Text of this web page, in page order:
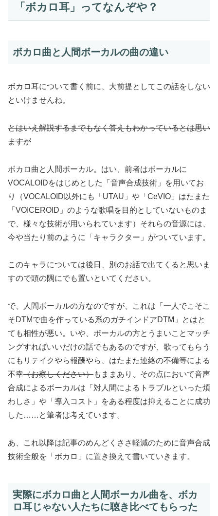
「ボカロ耳」ってなんぞや？
ボカロ曲と人間ボーカルの曲の違い
ボカロ耳について書く前に、大前提としてこの話をしない
といけませんね。
とはいえ解説するまでもなく答えもわかっているとは思い
ますが
ボカロ曲と人間ボーカル。はい、前者はボーカルに
VOCALOIDをはじめとした「音声合成技術」を用いてお
り（VOCALOID以外にも「UTAU」や「CeVIO」はたまた
「VOICEROID」のような歌唱を目的としていないものま
で、様々な技術が用いられています）それらの音源には、
今や当たり前のように「キャラクター」がついています。
このキャラについては後日、別のお話で出てくると思いま
すので頭の隅にでも置いといてください。
で、人間ボーカルの方なのですが、これは「一人でこそこ
そDTMで曲を作っている系のガチインドアDTM」とはと
ても相性が悪い。いや、ボーカルの方とうまいことマッチ
ングすればいいだけの話でもあるのですが、歌ってもらう
にもリテイクやら報酬やら、はたまた連絡の不備等による
不幸（お察しください）もままあり、その点において音声
合成によるボーカルは「対人間によるトラブルといった煩
わしさ」や「導入コスト」をある程度は抑えることに成功
した……と筆者は考えています。
あ、これ以降は記事のめんどくささ軽減のために音声合成
技術全般を「ボカロ」に置き換えて書いていきます。
実際にボカロ曲と人間ボーカル曲を、ボカ
ロ耳じゃない人たちに聴き比べてもらった